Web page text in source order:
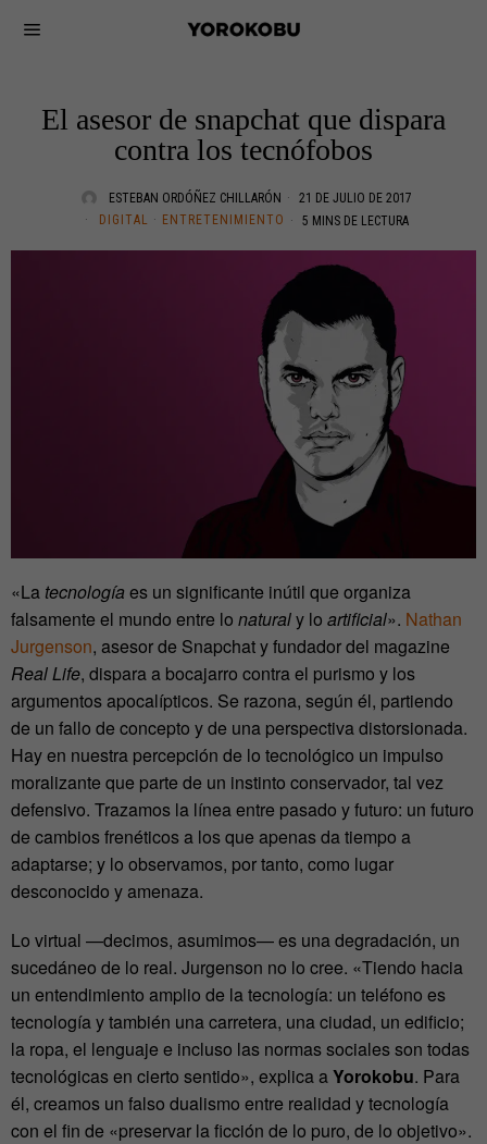
El asesor de snapchat que dispara
contra los tecnófobos
ESTEBAN ORDÓÑEZ CHILLARÓN
21 DE JULIO DE 2017
DIGITAL · ENTRETENIMIENTO 5 MINS DE LECTURA
«La tecnología es un significante inútil que organiza
falsamente el mundo entre lo naturaly lo artificial». Nathan
Jurgenson, asesor de Snapchat y fundador del magazine
Real Life, dispara a bocajarro contra el purismo y los
argumentos apocalípticos. Se razona, según él, partiendo
de un fallo de concepto y de una perspectiva distorsionada.
Hay en nuestra percepción de lo tecnológico un impulso
moralizante que parte de un instinto conservador, tal vez
defensivo. Trazamos la línea entre pasado y futuro: un futuro
de cambios frenéticos a los que apenas da tiempo a
adaptarse; y lo observamos, por tanto, como lugar
desconocido y amenaza.
Lo virtual —decimos, asumimos— es una degradación, un
sucedáneo de lo real. Jurgenson no lo cree. «Tiendo hacia
un entendimiento amplio de la tecnología: un teléfono es
tecnología y también una carretera, una ciudad, un edificio;
la ropa, el lenguaje e incluso las normas sociales son todas
tecnológicas en cierto sentido», explica a Yorokobu. Para
él, creamos un falso dualismo entre realidad y tecnología
con el fin de «preservar la ficción de lo puro, de lo objetivo».